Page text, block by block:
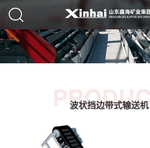
PRODUCT
波状挡边带式输送机